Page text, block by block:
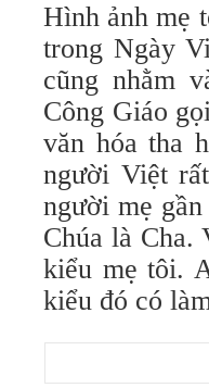
Hình ảnh mẹ
trong Ngày
cũng nhằm
Công Giáo
văn hóa tha
người Việt
người mẹ
Chúa là
kiểu mẹ tôi.
kiểu đó có